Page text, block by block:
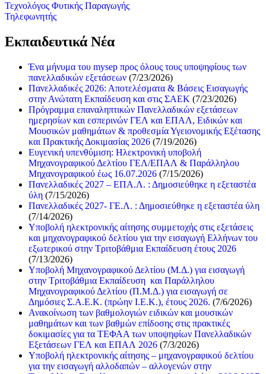
Τεχνολόγος Φυτικής Παραγωγής
Τηλεφωνητής
Εκπαιδευτικά Νέα
Ένα μήνυμα του mysep προς όλους τους υποψηφίους των
πανελλαδικών εξετάσεων (7/23/2026)
Πανελλαδικές 2026: Αποτελέσματα & Βάσεις Εισαγωγής
στην Ανώτατη Εκπαίδευση και στις ΣΑΕΚ (7/23/2026)
Πρόγραμμα επαναληπτικών Πανελλαδικών εξετάσεων
ημερησίων και εσπερινών ΓΕΛ και ΕΠΑΛ, Ειδικών και
Μουσικών μαθημάτων & προθεσμία Υγειονομικής Εξέτασης
και Πρακτικής Δοκιμασίας 2026 (7/19/2026)
Ευγενική υπενθύμιση: Ηλεκτρονική υποβολή
Μηχανογραφικού Δελτίου ΓΕΛ/ΕΠΑΛ & Παράλληλου
Μηχανογραφικού έως 16.07.2026 (7/15/2026)
Πανελλαδικές 2027 – ΕΠΑ.Λ. : Δημοσιεύθηκε η εξεταστέα
ύλη (7/15/2026)
Πανελλαδικές 2027- ΓΕ.Λ. : Δημοσιεύθηκε η εξεταστέα ύλη
(7/14/2026)
Υποβολή ηλεκτρονικής αίτησης συμμετοχής στις εξετάσεις
και μηχανογραφικού δελτίου για την εισαγωγή Ελλήνων του
εξωτερικού στην Τριτοβάθμια Εκπαίδευση έτους 2026
(7/13/2026)
Υποβολή Μηχανογραφικού Δελτίου (Μ.Δ.) για εισαγωγή
στην Τριτοβάθμια Εκπαίδευση και Παράλληλου
Μηχανογραφικού Δελτίου (Π.Μ.Δ.) για εισαγωγή σε
Δημόσιες Σ.Α.Ε.Κ. (πρώην Ι.Ε.Κ.), έτους 2026. (7/6/2026)
Ανακοίνωση των βαθμολογιών ειδικών και μουσικών
μαθημάτων και των βαθμών επίδοσης στις πρακτικές
δοκιμασίες για τα ΤΕΦΑΑ των υποψηφίων Πανελλαδικών
Εξετάσεων ΓΕΛ και ΕΠΑΛ 2026 (7/3/2026)
Υποβολή ηλεκτρονικής αίτησης – μηχανογραφικού δελτίου
για την εισαγωγή αλλοδαπών – αλλογενών στην